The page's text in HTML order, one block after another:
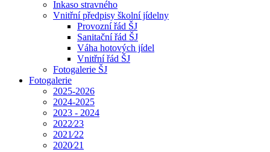
Inkaso stravného
Vnitřní předpisy školní jídelny
Provozní řád ŠJ
Sanitační řád ŠJ
Váha hotových jídel
Vnitřní řád ŠJ
Fotogalerie ŠJ
Fotogalerie
2025-2026
2024-2025
2023 - 2024
2022⁄23
2021⁄22
2020⁄21